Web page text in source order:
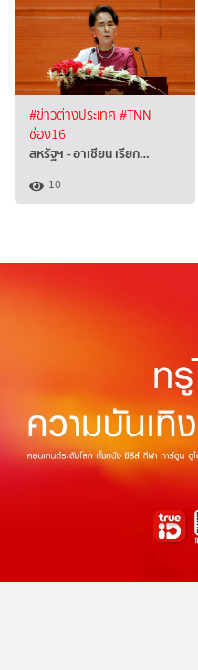
#ข่าวต่างประเทศ #TNN
ช่อง16
สหรัฐฯ - อาเซียน เรียก…
10